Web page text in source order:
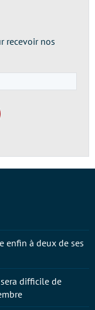
recevoir nos
enfin à deux de ses
difficile de